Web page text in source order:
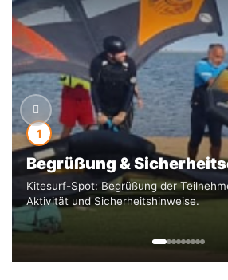
Lagunen und feinsandigen Stränden.
1
Begrüßung &
Kitesurf-Spot: Begrüßung der
Aktivität und Sicherheitshinweise.